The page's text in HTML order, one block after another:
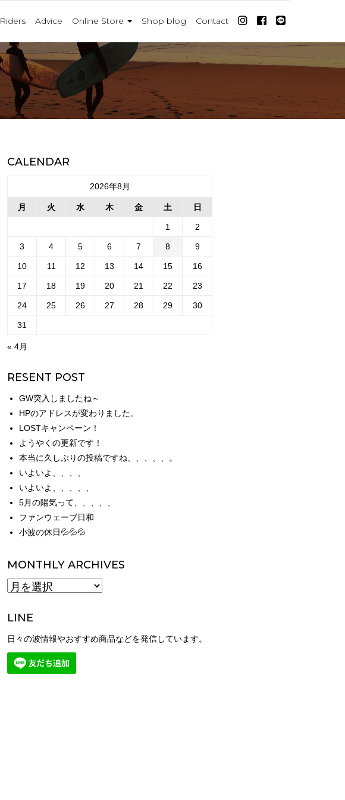
Riders Advice Online Store Shop blog Contact
CALENDAR
2026年8月
月 火 水 木 金 土 日
1 2
3 4 5 6 7 8 9
10 11 12 13 14 15 16
17 18 19 20 21 22 23
24 25 26 27 28 29 30
31
« 4月
RESENT POST
GW突入しましたね～
HPのアドレスが変わりました。
LOSTキャンペーン！
ようやくの更新です！
本当に久しぶりの投稿ですね、、、、、。
いよいよ、、、、
いよいよ、、、、、
5月の陽気って、、、、、
ファンウェーブ日和
小波の休日💦💦💦
MONTHLY ARCHIVES
MONTHLY
LINE
日々の波情報やおすすめ商品などを発信しています。